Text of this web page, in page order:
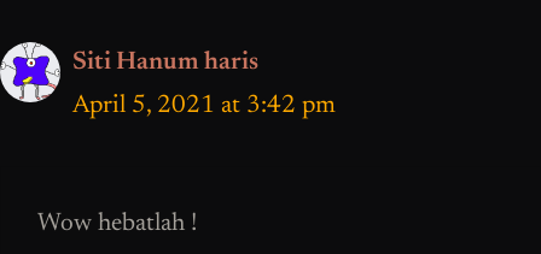
Siti Hanum haris
April 5, 2021 at 3:42 pm
Wow hebatlah !